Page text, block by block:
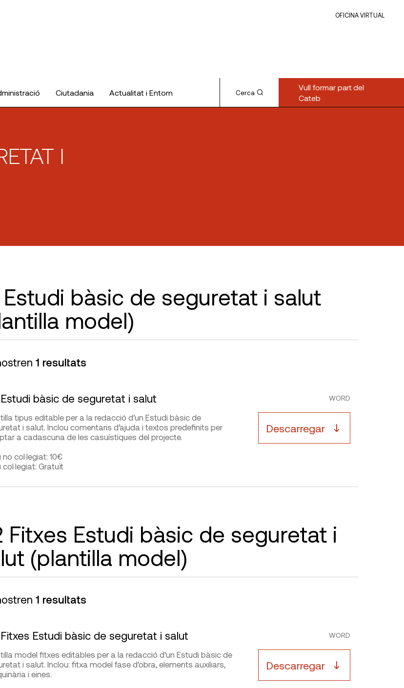
OFICINA VIRTUAL
Ciutadania Actualitat i Entorn Cerca
Vull formar part del
Cateb
I
Estudi bàsic de seguretat i salut
model)
1 resultats
Estudi bàsic de seguretat i salut WORD
tipus editable per a la redacció d’un Estudi bàsic de
i salut. Inclou comentaris d’ajuda i textos predefinits per
a cadascuna de les casuístiques del projecte.
no col·legiat: 10€
col·legiat: Gratuït
Descarregar
Fitxes Estudi bàsic de seguretat i
(plantilla model)
1 resultats
Fitxes Estudi bàsic de seguretat i salut WORD
model fitxes editables per a la redacció d’un Estudi bàsic de
i salut. Inclou: fitxa model fase d’obra, elements auxiliars,
i eines.
Descarregar